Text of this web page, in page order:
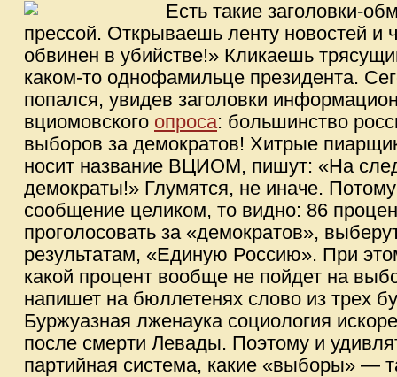
Есть такие заголовки-
прессой. Открываешь ленту новостей
обвинен в убийстве!» Кликаешь
каком-то однофамильце президента.
попался, увидев заголовки
вциомовского опроса: большинство
выборов за демократов! Хитрые
носит название ВЦИОМ, пишут: «На
демократы!» Глумятся, не иначе.
сообщение целиком, то видно: 86
проголосовать за «демократов»,
результатам, «Единую Россию». При
какой процент вообще не пойдет на
напишет на бюллетенях слово из трех
Буржуазная лженаука социология
после смерти Левады. Поэтому и
партийная система, какие «выборы» —